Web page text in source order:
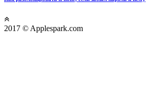
2017 © Applespark.com